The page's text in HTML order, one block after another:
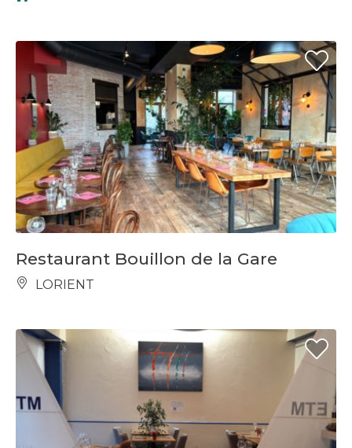
Restaurant Bouillon de la Gare
LORIENT